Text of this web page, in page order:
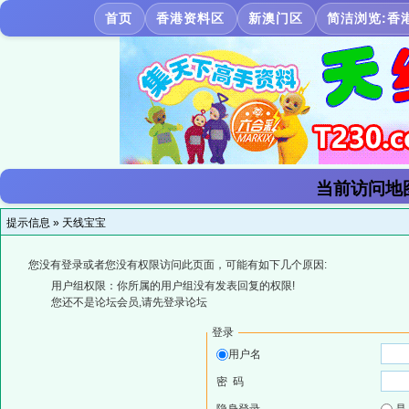
首页 香港资料区 新澳门区 简洁浏览:香
当前访问地
提示信息 » 天线宝宝
您没有登录或者您没有权限访问此页面，可能有如下几个原因:
用户组权限：你所属的用户组没有发表回复的权限!
您还不是论坛会员,请先登录论坛
登录
用户名
密 码